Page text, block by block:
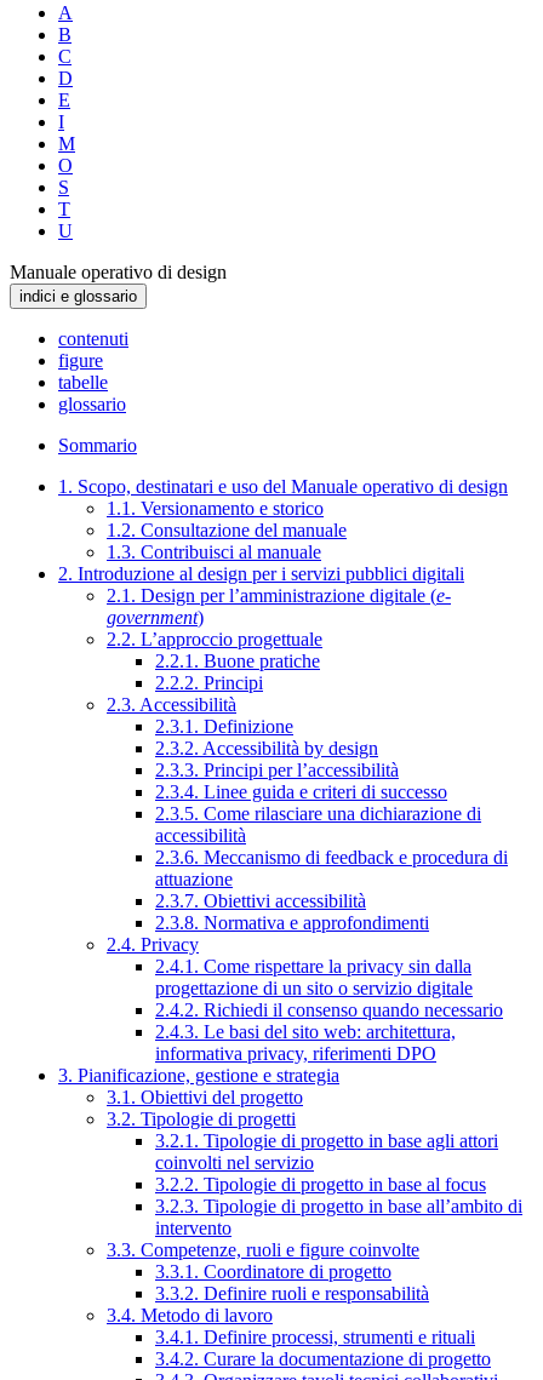
A
B
C
D
E
I
M
O
S
T
U
Manuale operativo di design
indici e glossario
contenuti
figure
tabelle
glossario
Sommario
1. Scopo, destinatari e uso del Manuale operativo di design
1.1. Versionamento e storico
1.2. Consultazione del manuale
1.3. Contribuisci al manuale
2. Introduzione al design per i servizi pubblici digitali
2.1. Design per l’amministrazione digitale (e-
government)
2.2. L’approccio progettuale
2.2.1. Buone pratiche
2.2.2. Principi
2.3. Accessibilità
2.3.1. Definizione
2.3.2. Accessibilità by design
2.3.3. Principi per l’accessibilità
2.3.4. Linee guida e criteri di successo
2.3.5. Come rilasciare una dichiarazione di
accessibilità
2.3.6. Meccanismo di feedback e procedura di
attuazione
2.3.7. Obiettivi accessibilità
2.3.8. Normativa e approfondimenti
2.4. Privacy
2.4.1. Come rispettare la privacy sin dalla
progettazione di un sito o servizio digitale
2.4.2. Richiedi il consenso quando necessario
2.4.3. Le basi del sito web: architettura,
informativa privacy, riferimenti DPO
3. Pianificazione, gestione e strategia
3.1. Obiettivi del progetto
3.2. Tipologie di progetti
3.2.1. Tipologie di progetto in base agli attori
coinvolti nel servizio
3.2.2. Tipologie di progetto in base al focus
3.2.3. Tipologie di progetto in base all’ambito di
intervento
3.3. Competenze, ruoli e figure coinvolte
3.3.1. Coordinatore di progetto
3.3.2. Definire ruoli e responsabilità
3.4. Metodo di lavoro
3.4.1. Definire processi, strumenti e rituali
3.4.2. Curare la documentazione di progetto